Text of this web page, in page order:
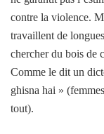
contre la violence.
travaillent de
chercher du bois de
Comme le dit un
ghisna hai »
tout).